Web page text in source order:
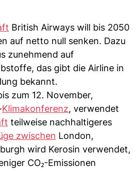
British Airways will bis 2050
auf netto null senken. Dazu
zunehmend auf
das gibt die Airline in
bekannt.
zum 12. November,
Klimakonferenz, verwendet
teilweise nachhaltigeres
zwischen London,
wird Kerosin verwendet,
CO₂-Emissionen